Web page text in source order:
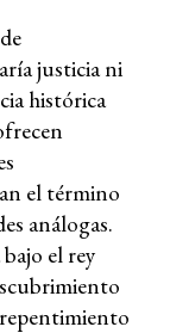
justicia ni
histórica
el término
análogas.
el rey